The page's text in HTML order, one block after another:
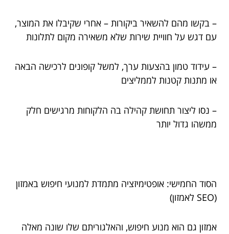
– בקשו מהם להשאיר ביקורות – אחרי שקיבלו את המוצר,
עם דגש על חוויית שירות שלא משאירה מקום לתלונות
– עידוד טמון בהצעות ערך, למשל קופונים לרכישה הבאה
או מתנות קטנות לממליצים
– נסו ליצור תחושת קהילה בה הלקוחות מרגישים חלק
ממשהו גדול יותר
הסוד החמישי: אופטימיזציה מתמדת למנועי חיפוש באמזון
(SEO לאמזון)
אמזון גם הוא מנוע חיפוש, והאלגוריתם שלו שונה מאלה